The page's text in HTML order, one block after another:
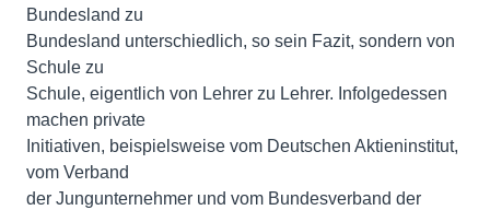
Bundesland zu
Bundesland unterschiedlich, so sein Fazit, sondern von
Schule zu
Schule, eigentlich von Lehrer zu Lehrer. Infolgedessen
machen private
Initiativen, beispielsweise vom Deutschen Aktieninstitut,
vom Verband
der Jungunternehmer und vom Bundesverband der